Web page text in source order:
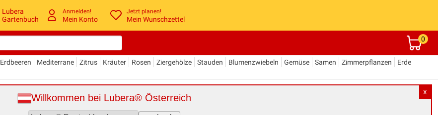
Lubera
Gartenbuch
Anmelden!
Mein Konto
Jetzt planen!
Mein Wunschzettel
0
Erdbeeren Mediterrane Zitrus Kräuter Rosen Ziergehölze Stauden Blumenzwiebeln Gemüse Samen Zimmerpflanzen
Erde
X
Willkommen bei Lubera® Österreich